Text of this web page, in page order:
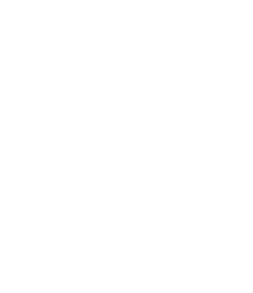
območju pravijo želodom, in
, ki je ob
dragocena krma za prašiče.
Ščavnici. Šiške, ki se tvorijo
drugi svetovni vojni, nabirali
žira in šišk ne nabirajo več.
vožnjo mimo ustavljajo, in ga
Že leta 1999 so na pobudo
je njegov obseg znašal 706
staro tablo in postavili nove
hrasta. Občina Gornja
ali točno ne ve, kje
Niderlovega drevesa.